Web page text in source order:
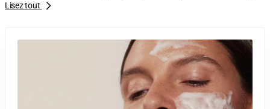
Lisez tout